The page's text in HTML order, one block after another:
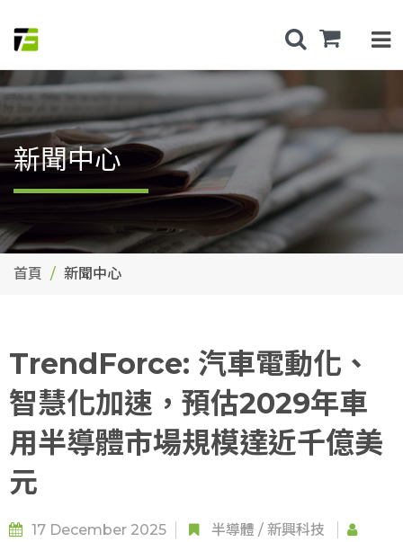
新聞中心
首頁 新聞中心
TrendForce: 汽車電動化、
智慧化加速，預估2029年車
用半導體市場規模達近千億美
元
17 December 2025 半導體 / 新興科技